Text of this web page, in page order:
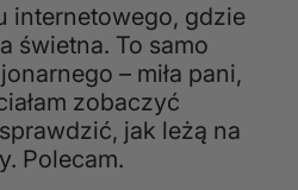
internetowego, gdzie
świetna. To samo
– miła pani,
zobaczyć
jak leżą na
Polecam.